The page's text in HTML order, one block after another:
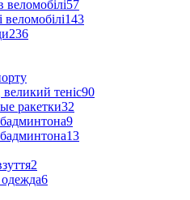
веломобілі57
веломобілі143
236
теніс90
ракетки32
9
13
2
6